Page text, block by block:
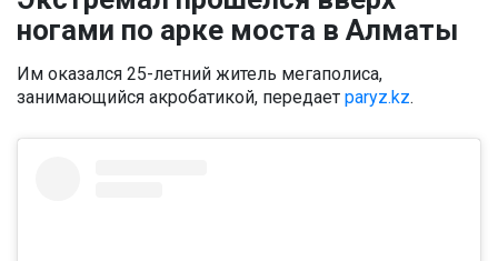
ногами по арке моста в Алматы
Им оказался 25-летний житель мегаполиса,
занимающийся акробатикой, передает paryz.kz.